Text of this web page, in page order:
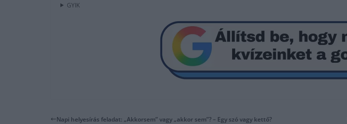
GYIK
Napi helyesírás feladat: „Akkorsem” vagy „akkor sem”? – Egy szó vagy kettő?